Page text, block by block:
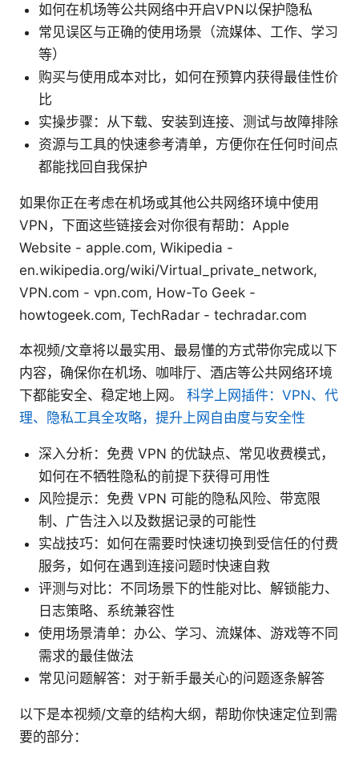
如何在机场等公共网络中开启VPN以保护隐私
常见误区与正确的使用场景（流媒体、工作、学习
等）
购买与使用成本对比，如何在预算内获得最佳性价
比
实操步骤：从下载、安装到连接、测试与故障排除
资源与工具的快速参考清单，方便你在任何时间点
都能找回自我保护
如果你正在考虑在机场或其他公共网络环境中使用
VPN，下面这些链接会对你很有帮助：Apple
Website - apple.com, Wikipedia -
en.wikipedia.org/wiki/Virtual_private_network,
VPN.com - vpn.com, How-To Geek -
howtogeek.com, TechRadar - techradar.com
本视频/文章将以最实用、最易懂的方式带你完成以下
内容，确保你在机场、咖啡厅、酒店等公共网络环境
下都能安全、稳定地上网。 科学上网插件：VPN、代
理、隐私工具全攻略，提升上网自由度与安全性
深入分析：免费 VPN 的优缺点、常见收费模式，
如何在不牺牲隐私的前提下获得可用性
风险提示：免费 VPN 可能的隐私风险、带宽限
制、广告注入以及数据记录的可能性
实战技巧：如何在需要时快速切换到受信任的付费
服务，如何在遇到连接问题时快速自救
评测与对比：不同场景下的性能对比、解锁能力、
日志策略、系统兼容性
使用场景清单：办公、学习、流媒体、游戏等不同
需求的最佳做法
常见问题解答：对于新手最关心的问题逐条解答
以下是本视频/文章的结构大纲，帮助你快速定位到需
要的部分：